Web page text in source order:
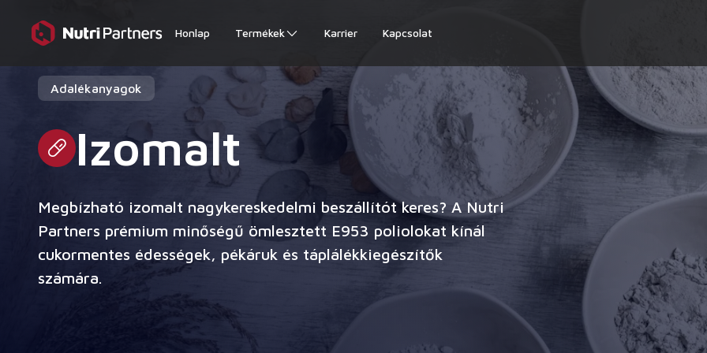
Honlap Termékek Karrier Kapcsolat
Adalékanyagok
Izomalt
Megbízható izomalt nagykereskedelmi beszállítót keres? A Nutri
Partners prémium minőségű ömlesztett E953 poliolokat kínál
cukormentes édességek, pékáruk és táplálékkiegészítők
számára.